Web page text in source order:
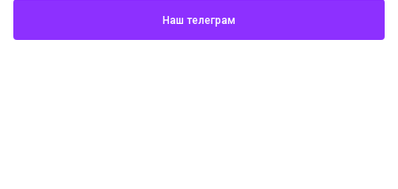
Наш телеграм